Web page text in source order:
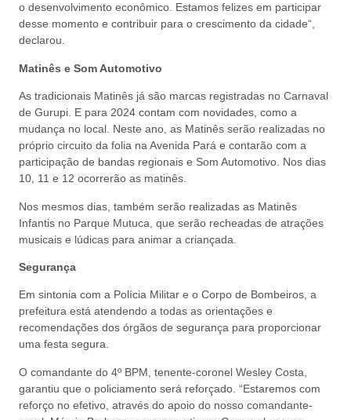
o desenvolvimento econômico. Estamos felizes em participar
desse momento e contribuir para o crescimento da cidade“,
declarou.
Matinês e Som Automotivo
As tradicionais Matinês já são marcas registradas no Carnaval
de Gurupi. E para 2024 contam com novidades, como a
mudança no local. Neste ano, as Matinês serão realizadas no
próprio circuito da folia na Avenida Pará e contarão com a
participação de bandas regionais e Som Automotivo. Nos dias
10, 11 e 12 ocorrerão as matinês.
Nos mesmos dias, também serão realizadas as Matinês
Infantis no Parque Mutuca, que serão recheadas de atrações
musicais e lúdicas para animar a criançada.
Segurança
Em sintonia com a Polícia Militar e o Corpo de Bombeiros, a
prefeitura está atendendo a todas as orientações e
recomendações dos órgãos de segurança para proporcionar
uma festa segura.
O comandante do 4º BPM, tenente-coronel Wesley Costa,
garantiu que o policiamento será reforçado. “Estaremos com
reforço no efetivo, através do apoio do nosso comandante-